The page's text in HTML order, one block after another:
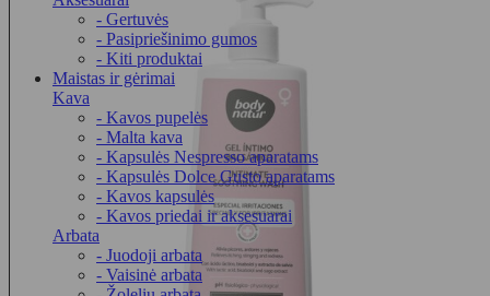
- Gertuvės
- Pasipriešinimo gumos
- Kiti produktai
Maistas ir gėrimai
Kava
- Kavos pupelės
- Malta kava
- Kapsulės Nespresso aparatams
- Kapsulės Dolce Gusto aparatams
- Kavos kapsulės
- Kavos priedai ir aksesuarai
Arbata
- Juodoji arbata
- Vaisinė arbata